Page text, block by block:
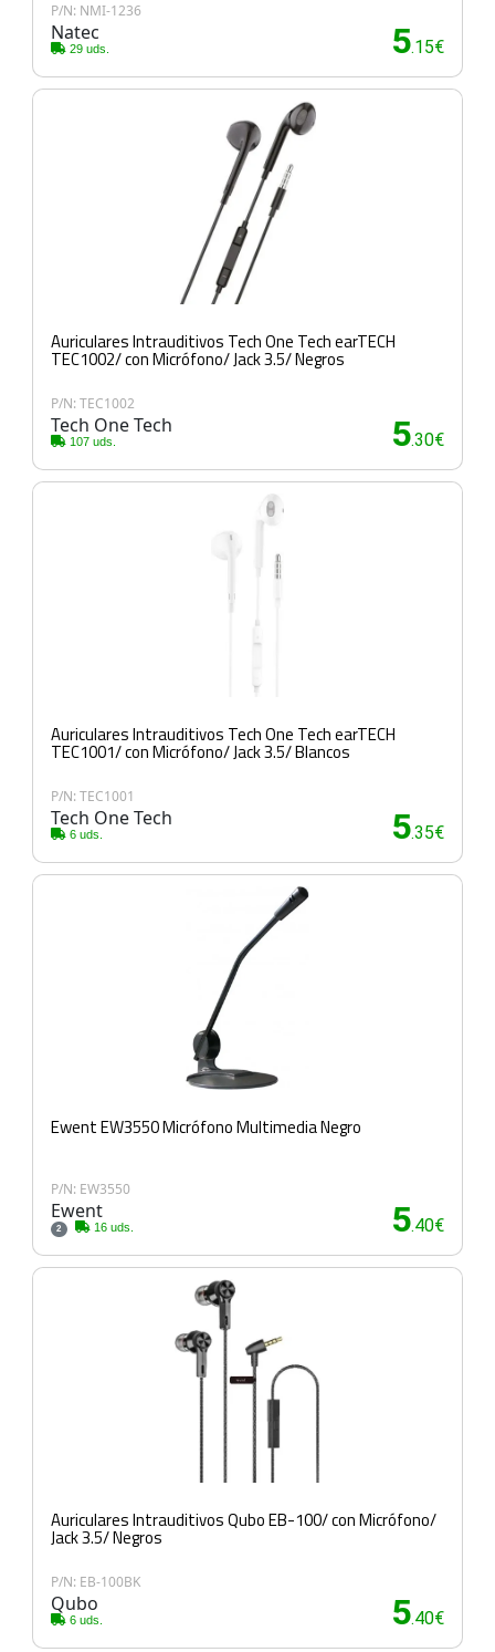
P/N: NMI-1236
Natec
29 uds. 5.15€
Auriculares Intrauditivos Tech One Tech earTECH
TEC1002/ con Micrófono/ Jack 3.5/ Negros
P/N: TEC1002
Tech One Tech
107 uds. 5.30€
Auriculares Intrauditivos Tech One Tech earTECH
TEC1001/ con Micrófono/ Jack 3.5/ Blancos
P/N: TEC1001
Tech One Tech
6 uds. 5.35€
Ewent EW3550 Micrófono Multimedia Negro
P/N: EW3550
Ewent
2 16 uds. 5.40€
Auriculares Intrauditivos Qubo EB-100/ con Micrófono/
Jack 3.5/ Negros
P/N: EB-100BK
Qubo
6 uds. 5.40€